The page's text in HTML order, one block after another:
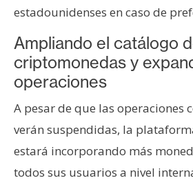
R
e
c
r
s
o
estadounidenses en caso de
Ampliando el catálogo
criptomonedas y
operaciones
A pesar de que las operaciones
verán suspendidas, la
estará incorporando más
todos sus usuarios a nivel